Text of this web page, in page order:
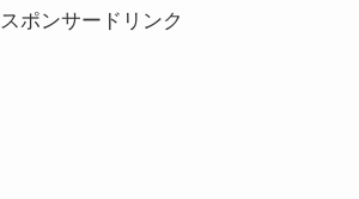
スポンサードリンク